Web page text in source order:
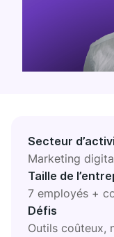
Google Drive
Toutes les
Découvrez de
votre équipe
Secteur
Marketing
Taille de
7 employés +
Défis
Outils coûteux,